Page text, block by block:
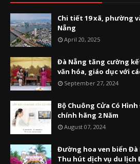
Chi tiết 19 xã, phường
Nẵng
April 20, 2025
Đà Nẵng tăng cường
văn hóa, giáo dục với
September 27, 2024
Bộ Chuông Cửa Có
chính hãng 2 Năm
August 07, 2024
Đường hoa ven biển Đà
Thu hút dịch vụ du lịch